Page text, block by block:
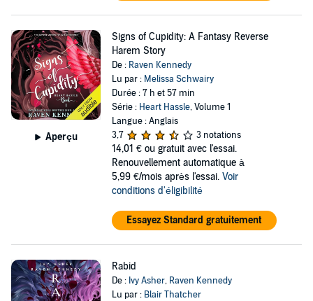
Aperçu
Signs of Cupidity: A Fantasy Reverse
Harem Story
De : Raven Kennedy
Lu par : Melissa Schwairy
Durée : 7 h et 57 min
Série : Heart Hassle, Volume 1
Langue : Anglais
3,7
3 notations
14,01 € ou gratuit avec l'essai.
Renouvellement automatique à
5,99 €/mois après l'essai. Voir
conditions d'éligibilité
Essayez Standard gratuitement
Rabid
De : Ivy Asher, Raven Kennedy
Lu par : Blair Thatcher